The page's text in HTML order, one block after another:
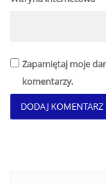
Zapamiętaj moje
komentarzy.